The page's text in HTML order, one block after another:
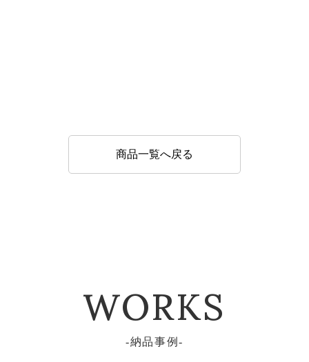
商品一覧へ戻る
WORKS
納品事例